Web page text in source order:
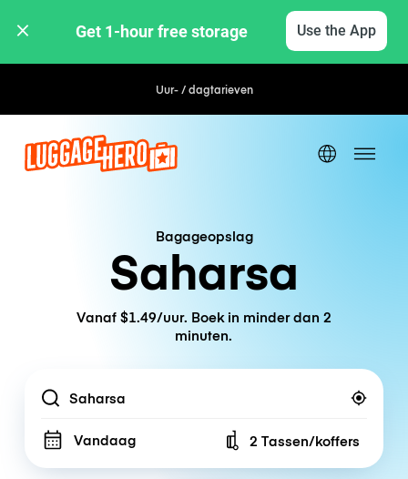
Get 1-hour free storage Use the App
Uur- / dagtarieven
Bagageopslag
Saharsa
Vanaf $1.49/uur. Boek in minder dan 2
minuten.
Location
Vandaag Number of bags
2 Tassen/koffers